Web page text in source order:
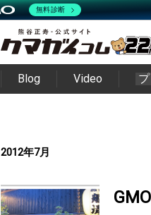
Blog Video
2012年7月
無料診断